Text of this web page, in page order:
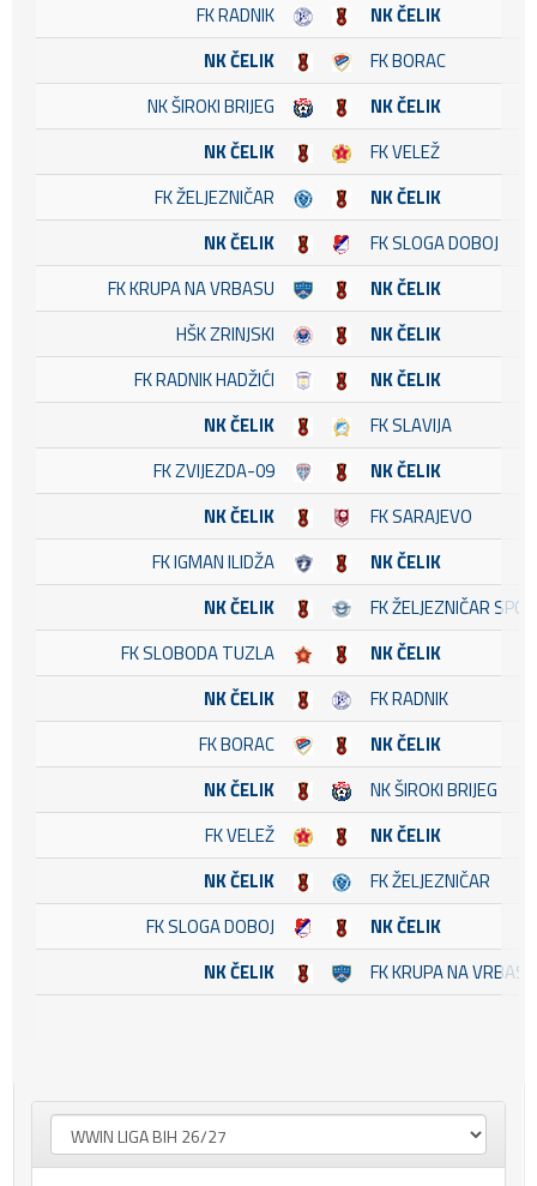
FK RADNIK
NK ČELIK
NK ČELIK
FK BORAC
NK ŠIROKI BRIJEG
NK ČELIK
NK ČELIK
FK VELEŽ
FK ŽELJEZNIČAR
NK ČELIK
NK ČELIK
FK SLOGA DOBOJ
FK KRUPA NA VRBASU
NK ČELIK
HŠK ZRINJSKI
NK ČELIK
FK RADNIK HADŽIĆI
NK ČELIK
NK ČELIK
FK SLAVIJA
FK ZVIJEZDA-09
NK ČELIK
NK ČELIK
FK SARAJEVO
FK IGMAN ILIDŽA
NK ČELIK
NK ČELIK
FK ŽELJEZNIČAR
FK SLOBODA TUZLA
NK ČELIK
NK ČELIK
FK RADNIK
FK BORAC
NK ČELIK
NK ČELIK
NK ŠIROKI BRIJEG
FK VELEŽ
NK ČELIK
NK ČELIK
FK ŽELJEZNIČAR
FK SLOGA DOBOJ
NK ČELIK
NK ČELIK
FK KRUPA NA VRBASU